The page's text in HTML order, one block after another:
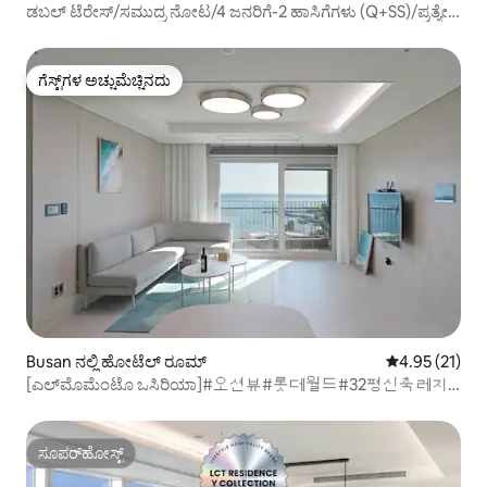
ಡಬಲ್ ಟೆರೇಸ್/ಸಮುದ್ರ ನೋಟ/4 ಜನರಿಗೆ-2 ಹಾಸಿಗೆಗಳು (Q+SS)/ಪ್ರತ್ಯೇಕ
ಮೆಷಿನ್/ಡ್ರೈಯರ್/7 ನಿಮಿಷಗಳಲ್ಲಿ ಸಬ್‌ವೇ
ಗೆಸ್ಟ್‌ಗಳ ಅಚ್ಚುಮೆಚ್ಚಿನದು
ಗೆಸ್ಟ್‌ಗಳ ಅಚ್ಚುಮೆಚ್ಚಿನದು
Busan ನಲ್ಲಿ ಹೋಟೆಲ್ ರೂಮ್ 5 ರಲ್ಲಿ 4.95
4.95 (21)
[ಎಲ್‌ಮೊಮೆಂಟೊ ಒಸಿರಿಯಾ]#오션뷰#롯데월드#32평신축레지
ಸೂಪರ್‌ಹೋಸ್ಟ್
ಸೂಪರ್‌ಹೋಸ್ಟ್